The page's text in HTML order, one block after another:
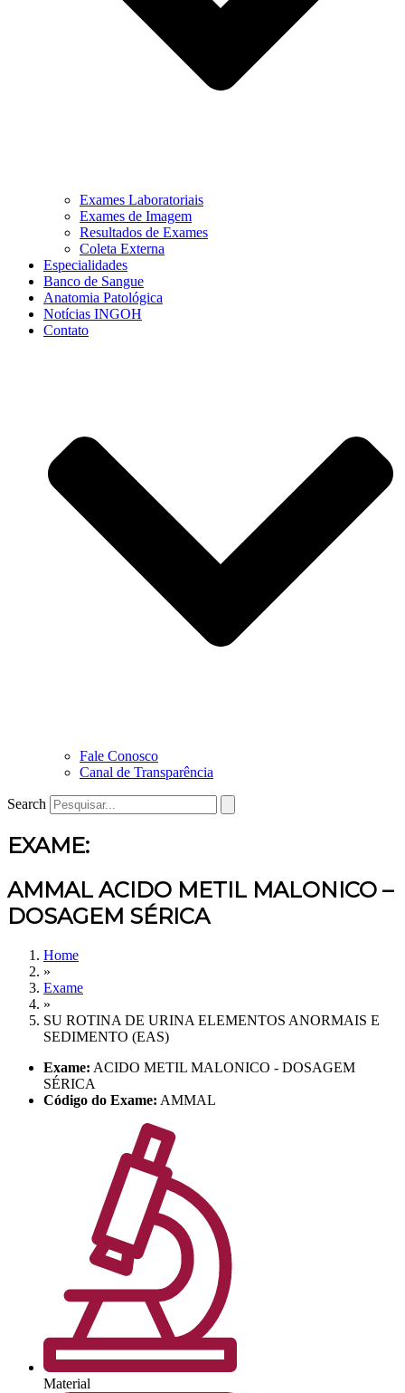
Exames Laboratoriais
Exames de Imagem
Resultados de Exames
Coleta Externa
Especialidades
Banco de Sangue
Anatomia Patológica
Notícias INGOH
Contato
Fale Conosco
Canal de Transparência
Search
EXAME:
AMMAL ACIDO METIL MALONICO –
DOSAGEM SÉRICA
Home
»
Exame
»
SU ROTINA DE URINA ELEMENTOS ANORMAIS E
SEDIMENTO (EAS)
Exame: ACIDO METIL MALONICO - DOSAGEM
SÉRICA
Código do Exame: AMMAL
Material